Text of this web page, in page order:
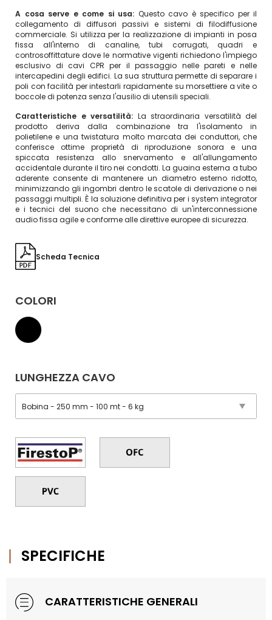
A cosa serve e come si usa: Questo cavo è specifico per il
collegamento di diffusori passivi e sistemi di filodiffusione
commerciale. Si utilizza per la realizzazione di impianti in posa
fissa all'interno di canaline, tubi corrugati, quadri e
controsoffittature dove le normative vigenti richiedono l'impiego
esclusivo di cavi CPR per il passaggio nelle pareti e nelle
intercapedini degli edifici. La sua struttura permette di separare i
poli con facilità per intestarli rapidamente su morsettiere a vite o
boccole di potenza senza l'ausilio di utensili speciali.
Caratteristiche e versatilità: La straordinaria versatilità del
prodotto deriva dalla combinazione tra l'isolamento in
polietilene e una twistatura molto marcata dei conduttori, che
conferisce ottime proprietà di riproduzione sonora e una
spiccata resistenza allo snervamento e all'allungamento
accidentale durante il tiro nei condotti. La guaina esterna a tubo
aderente consente di mantenere un diametro esterno ridotto,
minimizzando gli ingombri dentro le scatole di derivazione o nei
passaggi multipli. È la soluzione definitiva per i system integrator
e i tecnici del suono che necessitano di un'interconnessione
audio fissa agile e conforme alle direttive europee di sicurezza.
Scheda Tecnica
COLORI
LUNGHEZZA CAVO
SPECIFICHE
CARATTERISTICHE GENERALI